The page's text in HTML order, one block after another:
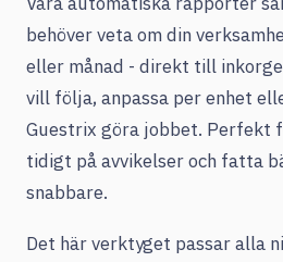
behöver veta om din
eller månad - direkt till
vill följa, anpassa per enhet
Guestrix göra jobbet. Perfekt
tidigt på avvikelser och fatta
snabbare.
Det här verktyget passar alla